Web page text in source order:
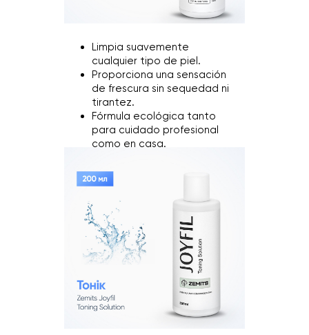
Limpia suavemente
cualquier tipo de piel.
Proporciona una sensación
de frescura sin sequedad ni
tirantez.
Fórmula ecológica tanto
para cuidado profesional
como en casa.